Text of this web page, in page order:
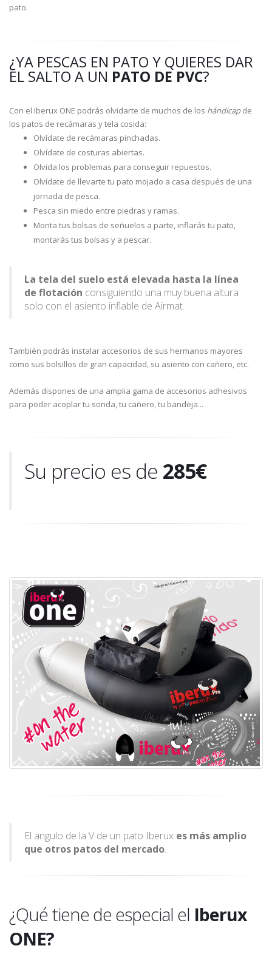
pato.
¿YA PESCAS EN PATO Y QUIERES DAR
EL SALTO A UN PATO DE PVC?
Con el Iberux ONE podrás olvidarte de muchos de los hándicapde
los patos de recámaras y tela cosida:
Olvídate de recámaras pinchadas.
Olvídate de costuras abiertas.
Olvida los problemas para conseguir repuestos.
Olvídate de llevarte tu pato mojado a casa después de una
jornada de pesca.
Pesca sin miedo entre piedras y ramas.
Monta tus bolsas de señuelos a parte, inflarás tu pato,
montarás tus bolsas y a pescar.
La tela del suelo está elevada hasta la línea
de flotación consiguiendo una muy buena altura
solo con el asiento inflable de Airmat.
También podrás instalar accesorios de sus hermanos mayores
como sus bolsillos de gran capacidad, su asiento con cañero, etc.
Además dispones de una amplia gama de accesorios adhesivos
para poder acoplar tu sonda, tu cañero, tu bandeja...
Su precio es de 285€
El angulo de la V de un pato Iberux es más amplio
que otros patos del mercado.
¿Qué tiene de especial el Iberux
ONE?